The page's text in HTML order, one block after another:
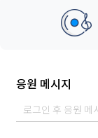
응원 메시지